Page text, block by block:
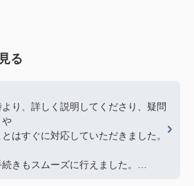
る
り、詳しく説明してくださり、疑問
や
はすぐに対応していただきました。
きもスムーズに行えました。